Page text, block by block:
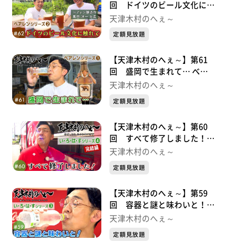
回 ドイツのビール文化に触
れて べアレンシリーズ②
天津木村のへぇ～
定額見放題
【天津木村のへぇ～】第61
回 盛岡で生まれて… べア
レンシリーズ➀
天津木村のへぇ～
定額見放題
【天津木村のへぇ～】第60
回 すべて修了しました！
い・ろ・は・すシリーズ➃完
天津木村のへぇ～
定額見放題
【天津木村のへぇ～】第59
回 容器と謎と味わいと！
い・ろ・は・すシリーズ③
天津木村のへぇ～
定額見放題